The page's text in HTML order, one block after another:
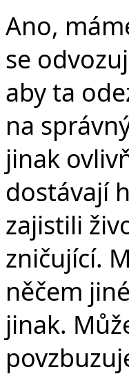
Ano,
se
aby ta
na
jinak
dostávají
zajistili
zničující.
něčem
jinak.